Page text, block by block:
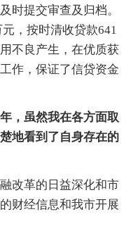
时提交审查及归档。
，按时清收贷款641
不良产生，在优质获
作，保证了信贷资金
虽然我在各方面取
地看到了自身存在的
改革的日益深化和市
财经信息和我市开展